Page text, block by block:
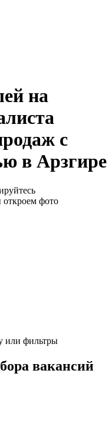
на
с
в Арзгире
фото
или фильтры
вакансий